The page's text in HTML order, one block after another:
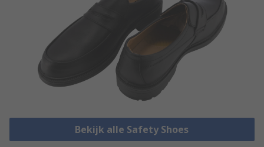
Bekijk alle Safety Shoes